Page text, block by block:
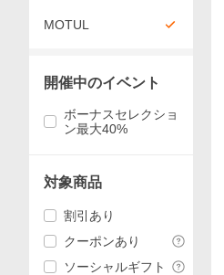
MOTUL
開催中のイベント
ボーナスセレクショ
ン最大40%
対象商品
割引あり
クーポンあり
ソーシャルギフト